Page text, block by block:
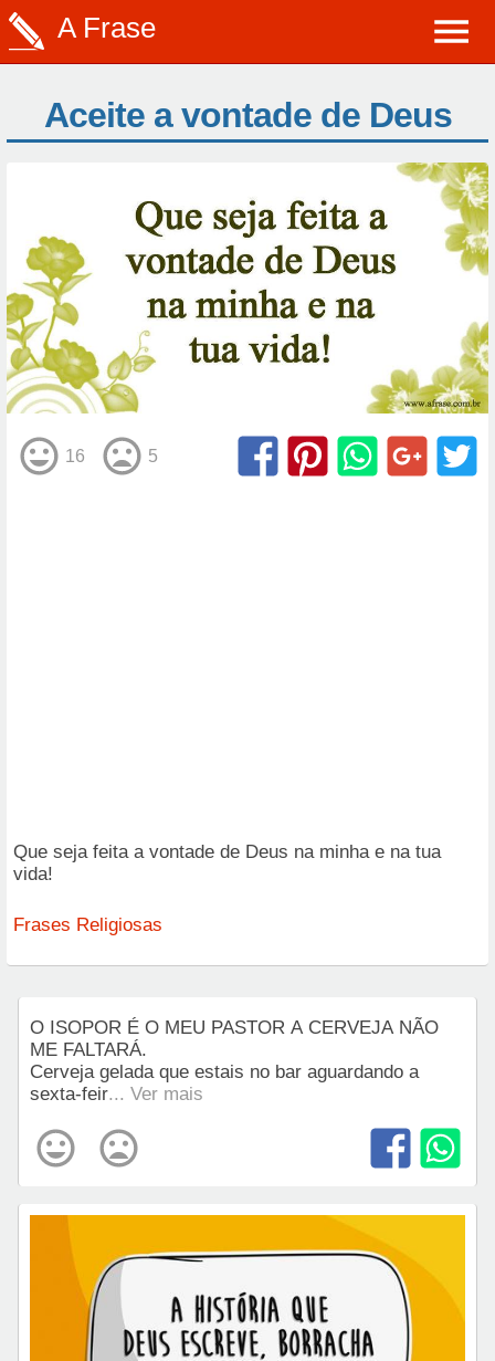
A Frase
Aceite a vontade de Deus
16 5
Que seja feita a vontade de Deus na minha e na tua
vida!
Frases Religiosas
O ISOPOR É O MEU PASTOR A CERVEJA NÃO
ME FALTARÁ.
Cerveja gelada que estais no bar aguardando a
sexta-feir... Ver mais